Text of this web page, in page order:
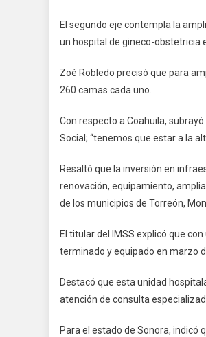
El segundo eje contempla la
un hospital de gineco-obstetricia
Zoé Robledo precisó que para
260 camas cada uno.
Con respecto a Coahuila,
Social; “tenemos que estar a la
Resaltó que la inversión en
renovación, equipamiento,
de los municipios de Torreón,
El titular del IMSS explicó que
terminado y equipado en marzo
Destacó que esta unidad
atención de consulta
Para el estado de Sonora, indicó